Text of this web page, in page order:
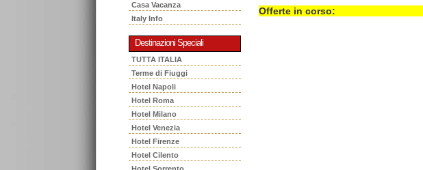
Casa Vacanza
Italy Info
Destinazioni Speciali
TUTTA ITALIA
Terme di Fiuggi
Hotel Napoli
Hotel Roma
Hotel Milano
Hotel Venezia
Hotel Firenze
Hotel Cilento
Offerte in corso: